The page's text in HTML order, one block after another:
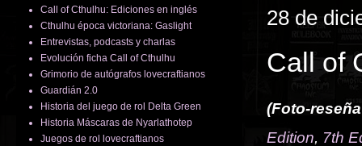
28 de
Call of
(Foto-
Edition, 7th
Call of Cthulhu: Ediciones en inglés
Cthulhu época victoriana: Gaslight
Entrevistas, podcasts y charlas
Evolución ficha Call of Cthulhu
Grimorio de autógrafos lovecraftianos
Guardián 2.0
Historia del juego de rol Delta Green
Historia Máscaras de Nyarlathotep
Juegos de rol lovecraftianos